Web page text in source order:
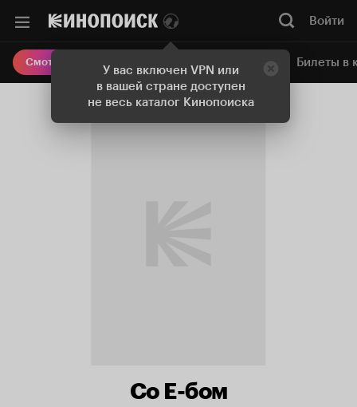
У вас включен VPN или
в вашей стране доступен
не весь каталог Кинопоиска
Войти
Смотреть кино Онлайн-кинотеатр Билеты в
Со Е-бом